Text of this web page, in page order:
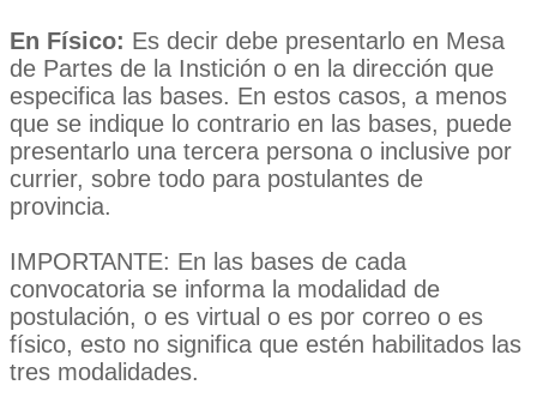
En Físico: Es decir debe presentarlo en Mesa
de Partes de la Instición o en la dirección que
especifica las bases. En estos casos, a menos
que se indique lo contrario en las bases, puede
presentarlo una tercera persona o inclusive por
currier, sobre todo para postulantes de
provincia.
IMPORTANTE: En las bases de cada
convocatoria se informa la modalidad de
postulación, o es virtual o es por correo o es
físico, esto no significa que estén habilitados las
tres modalidades.